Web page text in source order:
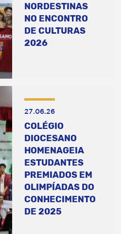
NORDESTINAS
NO ENCONTRO
DE CULTURAS
2026
27.06.26
COLÉGIO
DIOCESANO
HOMENAGEIA
ESTUDANTES
PREMIADOS EM
OLIMPÍADAS DO
CONHECIMENTO
DE 2025